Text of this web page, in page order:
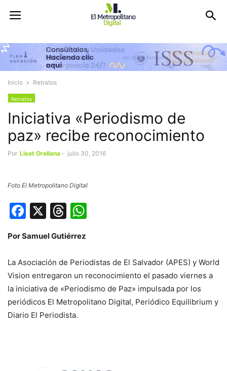
Inicio Retratos
Retratos
Iniciativa «Periodismo de
paz» recibe reconocimiento
Por Liset Orellana - julio 30, 2016
Foto El Metropolitano Digital
Facebook
X Threads
Por Samuel Gutiérrez
La Asociación de Periodistas de El Salvador (APES) y World
Vision entregaron un reconocimiento el pasado viernes a
la iniciativa de «Periodismo de Paz» impulsada por los
periódicos El Metropolitano Digital, Periódico Equilibrium y
Diario El Periodista.